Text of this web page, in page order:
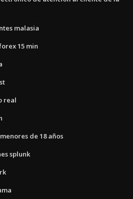
malasia
15 min
real
de 18 años
splunk